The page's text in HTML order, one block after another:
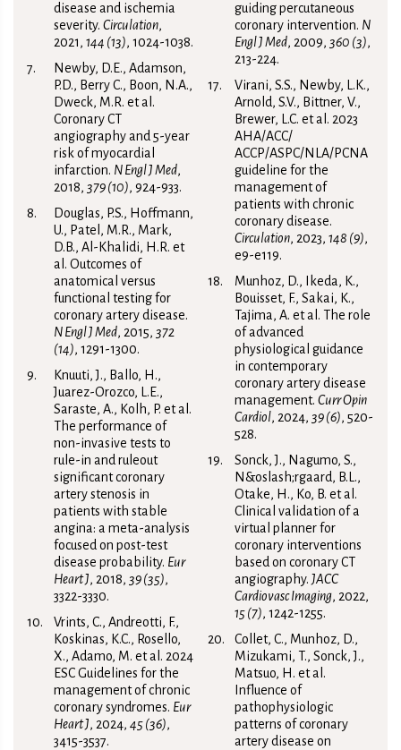
disease and ischemia
severity. Circulation,
2021, 144 (13), 1024-1038.
Newby, D.E., Adamson,
P.D., Berry C., Boon, N.A.,
Dweck, M.R. et al.
Coronary CT
angiography and 5-year
risk of myocardial
infarction. N Engl J Med,
2018, 379 (10), 924-933.
Douglas, P.S., Hoffmann,
U., Patel, M.R., Mark,
D.B., Al-Khalidi, H.R. et
al. Outcomes of
anatomical versus
functional testing for
coronary artery disease.
N Engl J Med, 2015, 372
(14), 1291-1300.
Knuuti, J., Ballo, H.,
Juarez-Orozco, L.E.,
Saraste, A., Kolh, P. et al.
The performance of
non-invasive tests to
rule-in and ruleout
significant coronary
artery stenosis in
patients with stable
angina: a meta-analysis
focused on post-test
disease probability. Eur
Heart J, 2018, 39 (35),
3322-3330.
Vrints, C., Andreotti, F.,
Koskinas, K.C., Rosello,
X., Adamo, M. et al. 2024
ESC Guidelines for the
management of chronic
coronary syndromes. Eur
Heart J, 2024, 45 (36),
3415-3537.
guiding percutaneous
coronary intervention. N
Engl J Med, 2009, 360 (3),
213-224.
Virani, S.S., Newby, L.K.,
Arnold, S.V., Bittner, V.,
Brewer, L.C. et al. 2023
AHA/ACC/
ACCP/ASPC/NLA/PCNA
guideline for the
management of
patients with chronic
coronary disease.
Circulation, 2023, 148 (9),
e9-e119.
Munhoz, D., Ikeda, K.,
Bouisset, F., Sakai, K.,
Tajima, A. et al. The role
of advanced
physiological guidance
in contemporary
coronary artery disease
management. Curr Opin
Cardiol, 2024, 39 (6), 520-
528.
Sonck, J., Nagumo, S.,
N&‌oslash;rgaard, B.L.,
Otake, H., Ko, B. et al.
Clinical validation of a
virtual planner for
coronary interventions
based on coronary CT
angiography. JACC
Cardiovasc Imaging, 2022,
15 (7), 1242-1255.
Collet, C., Munhoz, D.,
Mizukami, T., Sonck, J.,
Matsuo, H. et al.
Influence of
pathophysiologic
patterns of coronary
artery disease on